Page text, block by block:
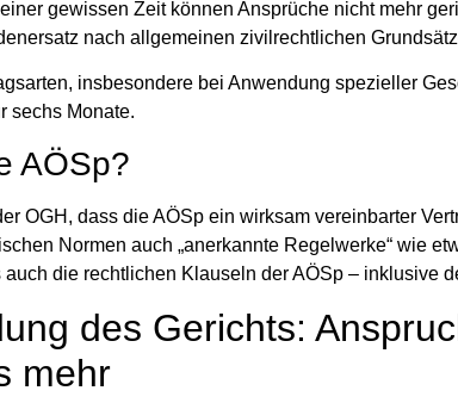
gewissen Zeit können Ansprüche nicht mehr
nach allgemeinen zivilrechtlichen
insbesondere bei Anwendung spezieller
sechs Monate.
AÖSp?
OGH, dass die AÖSp ein wirksam vereinbarter
Normen auch „anerkannte Regelwerke“ wie
die rechtlichen Klauseln der AÖSp – inklusive
des Gerichts:
mehr